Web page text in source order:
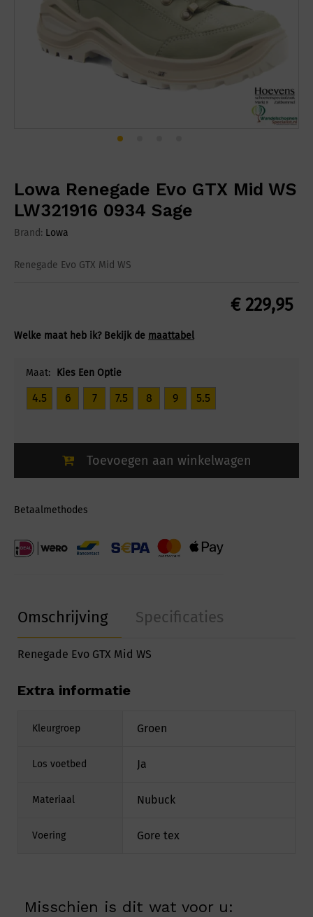
Lowa Renegade Evo GTX Mid WS
LW321916 0934 Sage
Brand: Lowa
Renegade Evo GTX Mid WS
€229,95
Welke maat heb ik? Bekijk de maattabel
Maat: Kies Een Optie
4.5 6 7 7.5 8 9 5.5
Toevoegen aan winkelwagen
Betaalmethodes
Omschrijving Specificaties
Renegade Evo GTX Mid WS
Extra informatie
Kleurgroep Groen
Los voetbed Ja
Materiaal Nubuck
Voering Gore tex
Misschien is dit wat voor u: